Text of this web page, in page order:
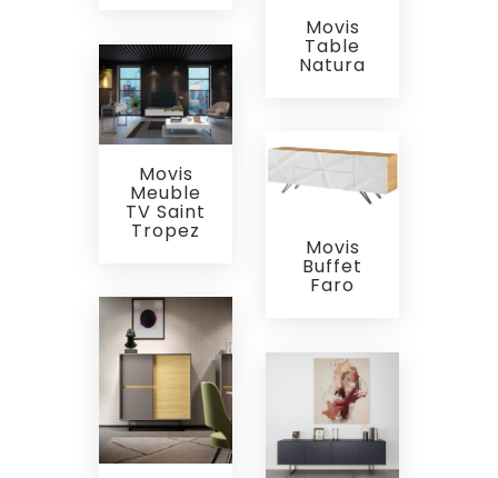
Movis
Table
Natura
Movis
Meuble
TV Saint
Tropez
Movis
Buffet
Faro